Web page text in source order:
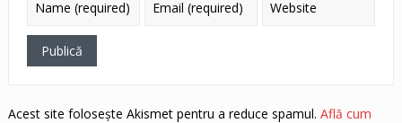
Acest site folosește Akismet pentru a reduce spamul. Află cum